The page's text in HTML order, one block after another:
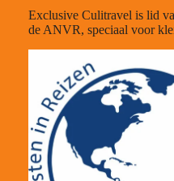
Exclusive Culitravel is lid
de ANVR, speciaal voor